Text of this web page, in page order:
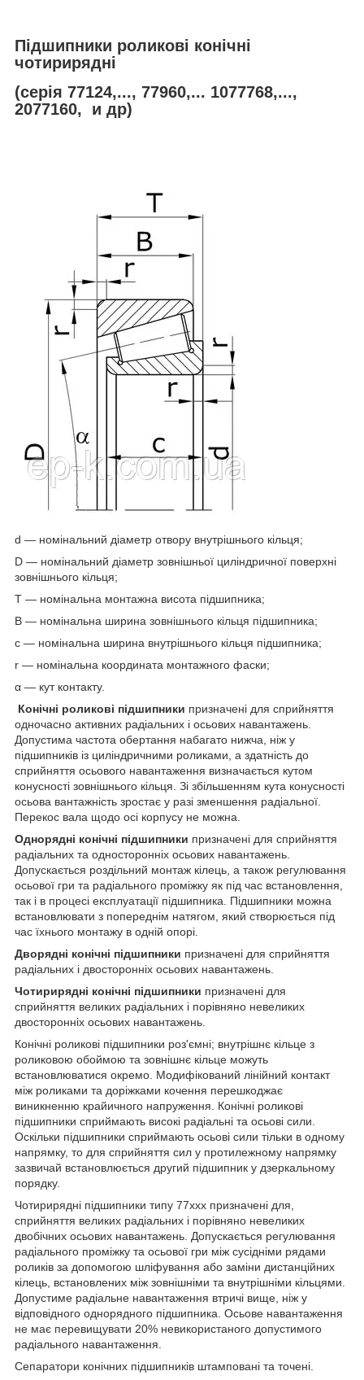
Підшипники роликові конічні
чотирирядні
(серія 77124,..., 77960,... 1077768,...,
2077160, и др)
d — номінальний діаметр отвору внутрішнього кільця;
D — номінальний діаметр зовнішньої циліндричної поверхні
зовнішнього кільця;
T — номінальна монтажна висота підшипника;
B — номінальна ширина зовнішнього кільця підшипника;
c — номінальна ширина внутрішнього кільця підшипника;
r — номінальна координата монтажного фаски;
α — кут контакту.
Конічні роликові підшипники призначені для сприйняття
одночасно активних радіальних і осьових навантажень.
Допустима частота обертання набагато нижча, ніж у
підшипників із циліндричними роликами, а здатність до
сприйняття осьового навантаження визначається кутом
конусності зовнішнього кільця. Зі збільшенням кута конусності
осьова вантажність зростає у разі зменшення радіальної.
Перекос вала щодо осі корпусу не можна.
Однорядні конічні підшипники призначені для сприйняття
радіальних та односторонніх осьових навантажень.
Допускається роздільний монтаж кілець, а також регулювання
осьової гри та радіального проміжку як під час встановлення,
так і в процесі експлуатації підшипника. Підшипники можна
встановлювати з попереднім натягом, який створюється під
час їхнього монтажу в одній опорі.
Дворядні конічні підшипники призначені для сприйняття
радіальних і двосторонніх осьових навантажень.
Чотирирядні конічні підшипники призначені для
сприйняття великих радіальних і порівняно невеликих
двосторонніх осьових навантажень.
Конічні роликові підшипники роз'ємні; внутрішнє кільце з
роликовою обоймою та зовнішнє кільце можуть
встановлюватися окремо. Модифікований лінійний контакт
між роликами та доріжками кочення перешкоджає
виникненню крайичного напруження. Конічні роликові
підшипники сприймають високі радіальні та осьові сили.
Оскільки підшипники сприймають осьові сили тільки в одному
напрямку, то для сприйняття сил у протилежному напрямку
зазвичай встановлюється другий підшипник у дзеркальному
порядку.
Чотирирядні підшипники типу 77ххх призначені для,
сприйняття великих радіальних і порівняно невеликих
двобічних осьових навантажень. Допускається регулювання
радіального проміжку та осьової гри між сусідніми рядами
роликів за допомогою шліфування або заміни дистанційних
кілець, встановлених між зовнішніми та внутрішніми кільцями.
Допустиме радіальне навантаження втричі вище, ніж у
відповідного однорядного підшипника. Осьове навантаження
не має перевищувати 20% невикористаного допустимого
радіального навантаження.
Сепаратори конічних підшипників штамповані та точені.